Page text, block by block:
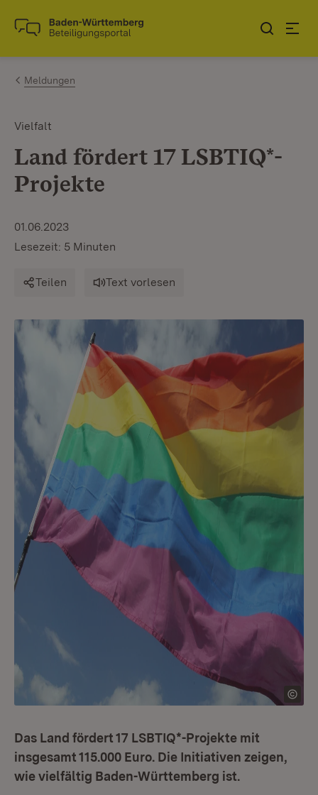
Zum Inhalt springen
Link zur Startseite
Meldungen
Vielfalt
Land fördert 17 LSBTIQ*-
Projekte
01.06.2023
Lesezeit: 5 Minuten
Teilen Text vorlesen
Das Land fördert 17 LSBTIQ*-Projekte mit
insgesamt 115.000 Euro. Die Initiativen zeigen,
wie vielfältig Baden-Württemberg ist.